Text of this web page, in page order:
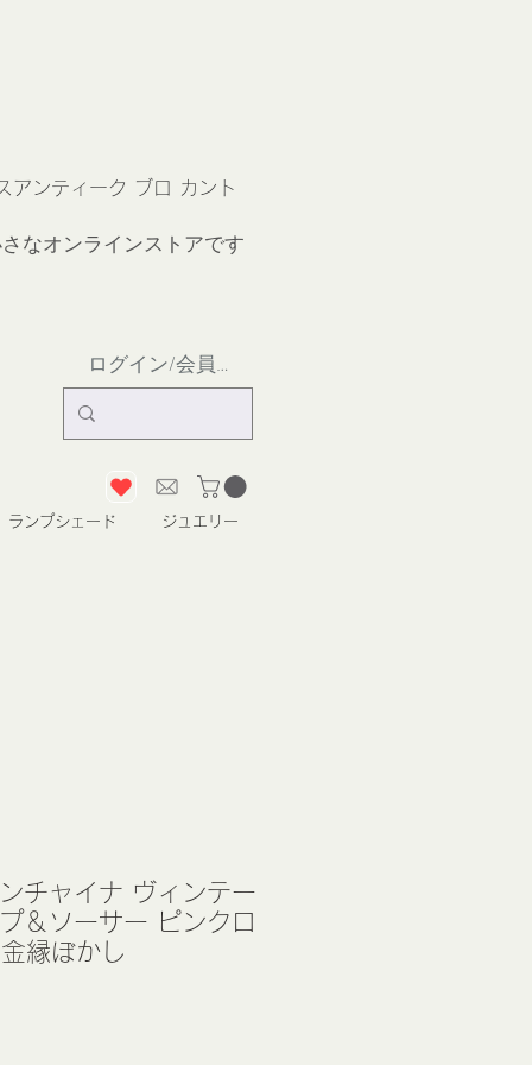
アンティーク ブロ カント
なオンラインストアです
ログイン/会員登録
チャイナ ヴィンテー
＆ソーサー ピンクロ
縁ぼかし
ランプシェード ジュエリー